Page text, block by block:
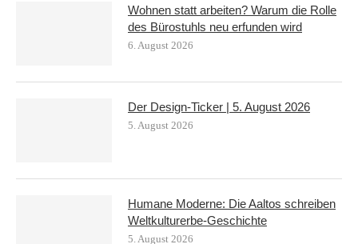
Wohnen statt arbeiten? Warum die Rolle
des Bürostuhls neu erfunden wird
6. August 2026
Der Design-Ticker | 5. August 2026
5. August 2026
Humane Moderne: Die Aaltos schreiben
Weltkulturerbe-Geschichte
5. August 2026